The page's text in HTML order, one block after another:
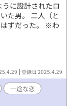
に設計されたロ
た男。 二人（と
ずだった。 ※わ
登録日 2025.4.29
一途な恋